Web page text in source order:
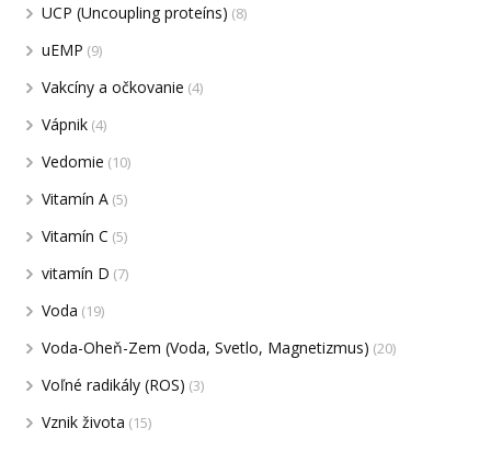
UCP (Uncoupling proteíns) (8)
uEMP (9)
Vakcíny a očkovanie (4)
Vápnik (4)
Vedomie (10)
Vitamín A (5)
Vitamín C (5)
vitamín D (7)
Voda (19)
Voda-Oheň-Zem (Voda, Svetlo, Magnetizmus) (20)
Voľné radikály (ROS) (3)
Vznik života (15)